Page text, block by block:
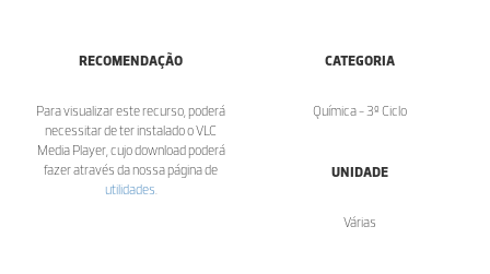
RECOMENDAÇÃO
Para visualizar este recurso, poderá
necessitar de ter instalado o VLC
Media Player, cujo download poderá
fazer através da nossa página de
utilidades.
CATEGORIA
Química - 3º Ciclo
UNIDADE
Várias